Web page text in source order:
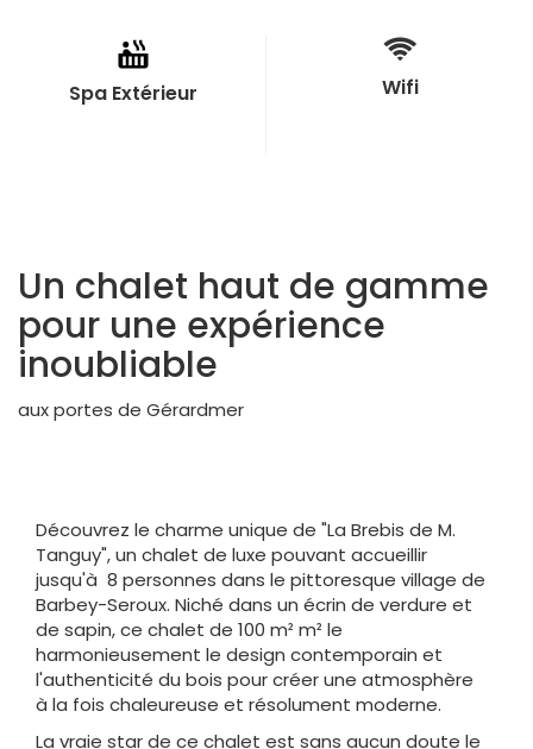
Spa Extérieur Wifi
Un chalet haut de gamme
pour une expérience
inoubliable
aux portes de Gérardmer
Découvrez le charme unique de "La Brebis de M.
Tanguy", un chalet de luxe pouvant accueillir
jusqu'à 8 personnes dans le pittoresque village de
Barbey-Seroux. Niché dans un écrin de verdure et
de sapin, ce chalet de 100 m² m² le
harmonieusement le design contemporain et
l'authenticité du bois pour créer une atmosphère
à la fois chaleureuse et résolument moderne.
La vraie star de ce chalet est sans aucun doute le